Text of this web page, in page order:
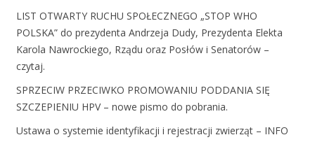
LIST OTWARTY RUCHU SPOŁECZNEGO „STOP WHO
POLSKA” do prezydenta Andrzeja Dudy, Prezydenta Elekta
Karola Nawrockiego, Rządu oraz Posłów i Senatorów –
czytaj.
SPRZECIW PRZECIWKO PROMOWANIU PODDANIA SIĘ
SZCZEPIENIU HPV – nowe pismo do pobrania.
Ustawa o systemie identyfikacji i rejestracji zwierząt – INFO